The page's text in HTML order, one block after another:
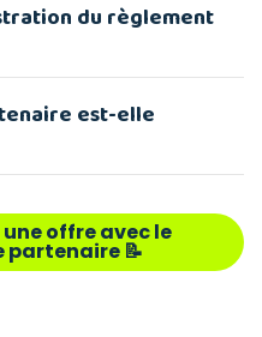
du règlement
est-elle
offre avec le
partenaire 📝